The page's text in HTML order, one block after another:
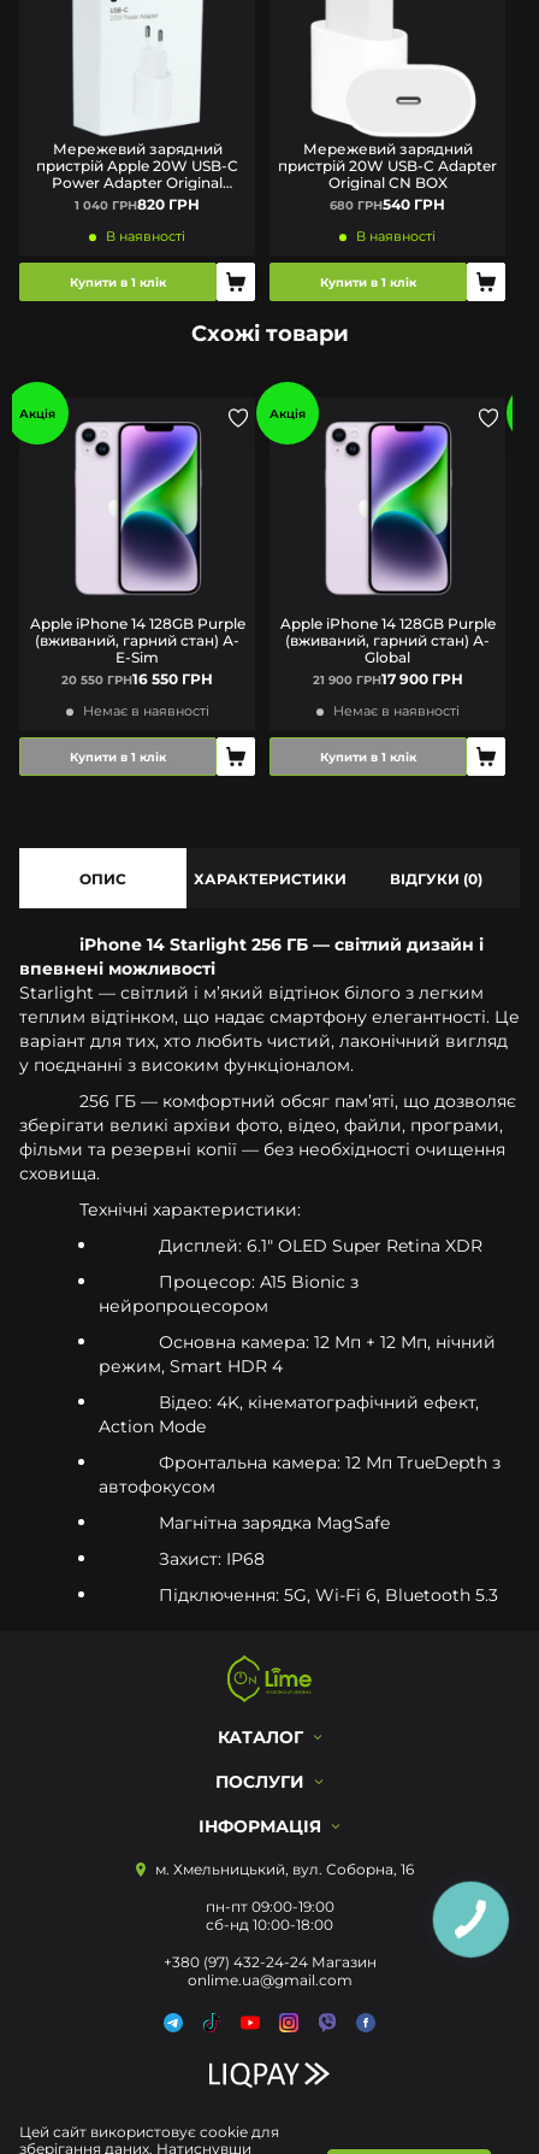
Мережевий зарядний
пристрій Apple 20W USB-C
Power Adapter Original
(MUVV3ZM/A) BOX
1 040 ГРН820 ГРН
В наявності
Купити в 1 клік
Мережевий зарядний
пристрій 20W USB-C Adapter
Original CN BOX
680 ГРН540 ГРН
В наявності
Купити в 1 клік
Схожі товари
Акція
Apple iPhone 14 128GB Purple
(вживаний, гарний стан) А-
E-Sim
20 550 ГРН16 550 ГРН
Немає в наявності
Купити в 1 клік
Акція
Apple iPhone 14 128GB Purple
(вживаний, гарний стан) А-
Global
21 900 ГРН17 900 ГРН
Немає в наявності
Купити в 1 клік
ОПИС ХАРАКТЕРИСТИКИ ВІДГУКИ (0)
iPhone 14 Starlight 256 ГБ — світлий дизайн і
впевнені можливості
Starlight — світлий і м’який відтінок білого з легким
теплим відтінком, що надає смартфону елегантності. Це
варіант для тих, хто любить чистий, лаконічний вигляд
у поєднанні з високим функціоналом.
256 ГБ — комфортний обсяг пам’яті, що дозволяє
зберігати великі архіви фото, відео, файли, програми,
фільми та резервні копії — без необхідності очищення
сховища.
Технічні характеристики:
Дисплей: 6.1" OLED Super Retina XDR
Процесор: A15 Bionic з
нейропроцесором
Основна камера: 12 Мп + 12 Мп, нічний
режим, Smart HDR 4
Відео: 4K, кінематографічний ефект,
Action Mode
Фронтальна камера: 12 Мп TrueDepth з
автофокусом
Магнітна зарядка MagSafe
Захист: IP68
Підключення: 5G, Wi-Fi 6, Bluetooth 5.3
КАТАЛОГ
ПОСЛУГИ
ІНФОРМАЦІЯ
м. Хмельницький, вул. Соборна, 16
пн-пт 09:00-19:00
сб-нд 10:00-18:00
+380 (97) 432-24-24 Магазин
onlime.ua@gmail.com
Цей сайт використовує cookie для
зберігання даних. Натиснувши